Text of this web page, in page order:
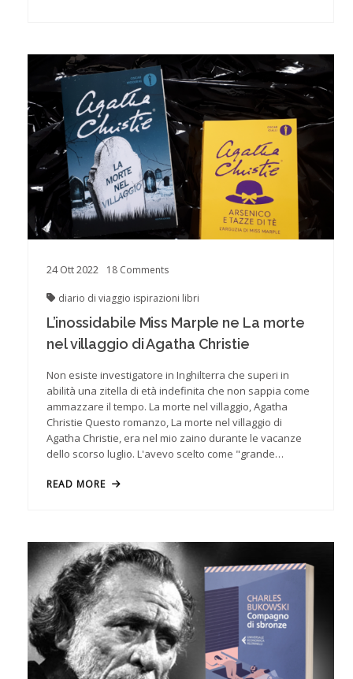
24 Ott2022 18 Comments
diario di viaggio ispirazioni libri
L’inossidabile Miss Marple ne La morte
nel villaggio di Agatha Christie
Non esiste investigatore in Inghilterra che superi in
abilità una zitella di età indefinita che non sappia come
ammazzare il tempo. La morte nel villaggio, Agatha
Christie Questo romanzo, La morte nel villaggio di
Agatha Christie, era nel mio zaino durante le vacanze
dello scorso luglio. L'avevo scelto come "grande…
READ MORE